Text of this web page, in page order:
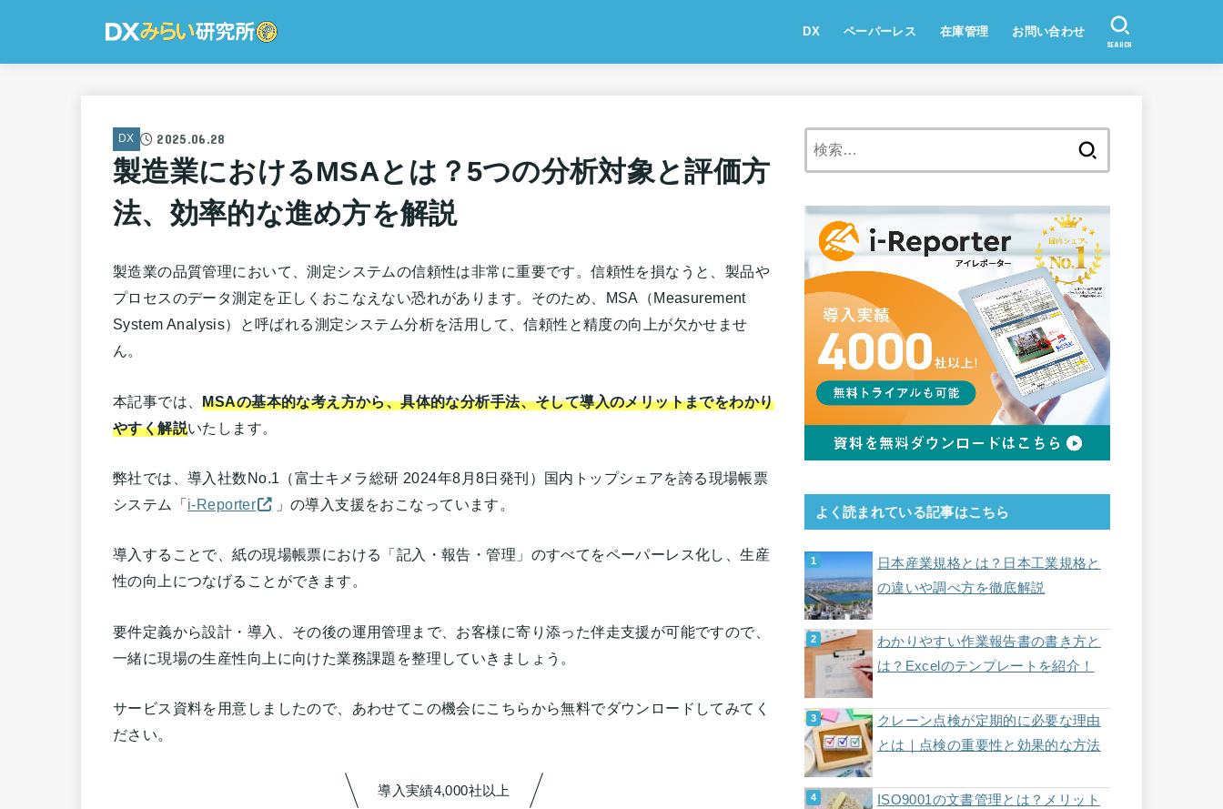
DX ペーパーレス 在庫管理 お問い合わせ
SEARCH
DX 2025.06.28
製造業におけるMSAとは？5つの分析対象と評価方
法、効率的な進め方を解説
製造業の品質管理において、測定システムの信頼性は非常に重要です。信頼性を損なうと、製品や
プロセスのデータ測定を正しくおこなえない恐れがあります。そのため、MSA（Measurement
System Analysis）と呼ばれる測定システム分析を活用して、信頼性と精度の向上が欠かせませ
ん。
本記事では、 MSAの基本的な考え方から、具体的な分析手法、そして導入のメリットまでをわかり
やすく解説いたします。
弊社では、導入社数No.1（富士キメラ総研 2024年8月8日発刊）国内トップシェアを誇る現場帳票
システム「i-Reporter 」の導入支援をおこなっています。
導入することで、紙の現場帳票における「記入・報告・管理」のすべてをペーパーレス化し、生産
性の向上につなげることができます。
要件定義から設計・導入、その後の運用管理まで、お客様に寄り添った伴走支援が可能ですので、
一緒に現場の生産性向上に向けた業務課題を整理していきましょう。
サービス資料を用意しましたので、あわせてこの機会にこちらから無料でダウンロードしてみてく
ださい。
導入実績4,000社以上
よく読まれている記事はこちら
日本産業規格とは？日本工業規格と
の違いや調べ方を徹底解説
わかりやすい作業報告書の書き方と
は？Excelのテンプレートを紹介！
クレーン点検が定期的に必要な理由
とは｜点検の重要性と効果的な方法
ISO9001の文書管理とは？メリット